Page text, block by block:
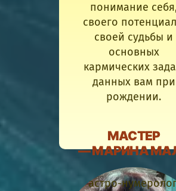
понимание
своего
своей судьбы и
основных
кармических
данных вам при
рождении.
МАСТЕР
— МАРИНА
астро-